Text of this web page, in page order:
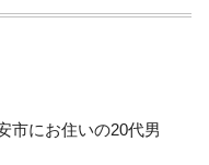
市にお住いの20代男